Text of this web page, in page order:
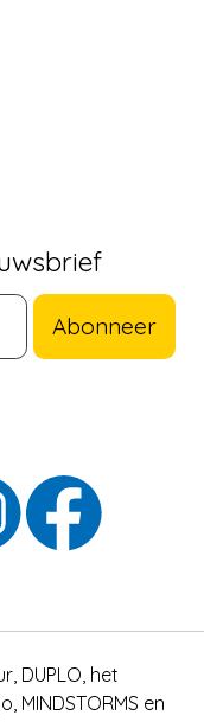
Abonneer
DUPLO, het
MINDSTORMS en